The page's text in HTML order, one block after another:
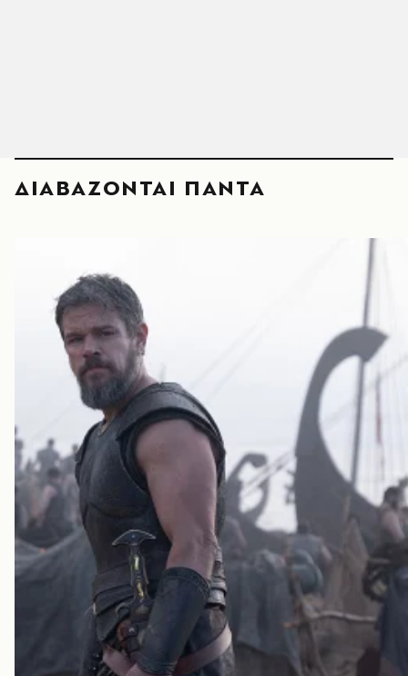
ΔΙΑΒΑΖΟΝΤΑΙ ΠΑΝΤΑ